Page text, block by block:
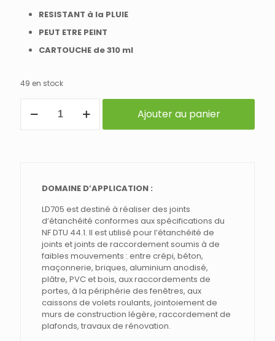
RESISTANT à la PLUIE
PEUT ETRE PEINT
CARTOUCHE de 310 ml
49 en stock
Joints
cartouche
Ajouter au panier
DOMAINE D’APPLICATION :
LD705 est destiné à réaliser des joints
d’étanchéité conformes aux spécifications du
NF DTU 44.1. Il est utilisé pour l’étanchéité de
joints et joints de raccordement soumis à de
faibles mouvements : entre crépi, béton,
maçonnerie, briques, aluminium anodisé,
plâtre, PVC et bois, aux raccordements de
portes, à la périphérie des fenêtres, aux
caissons de volets roulants, jointoiement de
murs de construction légère, raccordement de
plafonds, travaux de rénovation.